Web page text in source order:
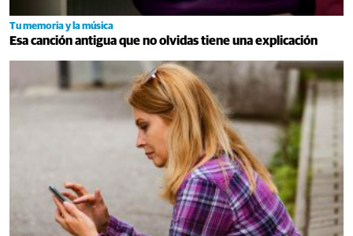
Tu memoria y la música
Esa canción antigua que no olvidas tiene una explicación